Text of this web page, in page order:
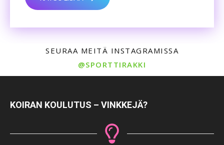
SEURAA MEITÄ INSTAGRAMISSA
@SPORTTIRAKKI
KOIRAN KOULUTUS – VINKKEJÄ?